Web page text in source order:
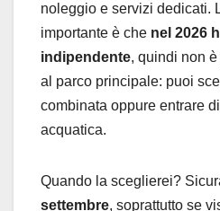
noleggio e servizi dedicati.
importante è che nel 2026
indipendente, quindi non
al parco principale: puoi
combinata oppure entrare
acquatica.
Quando la sceglierei?
settembre, soprattutto se